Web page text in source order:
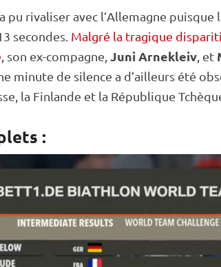
pu rivaliser avec l’Allemagne
secondes. Malgré la tragique
, son ex-compagne, Juni Arnekleiv , et
minute de silence a d’ailleurs été
la Finlande et la République
: